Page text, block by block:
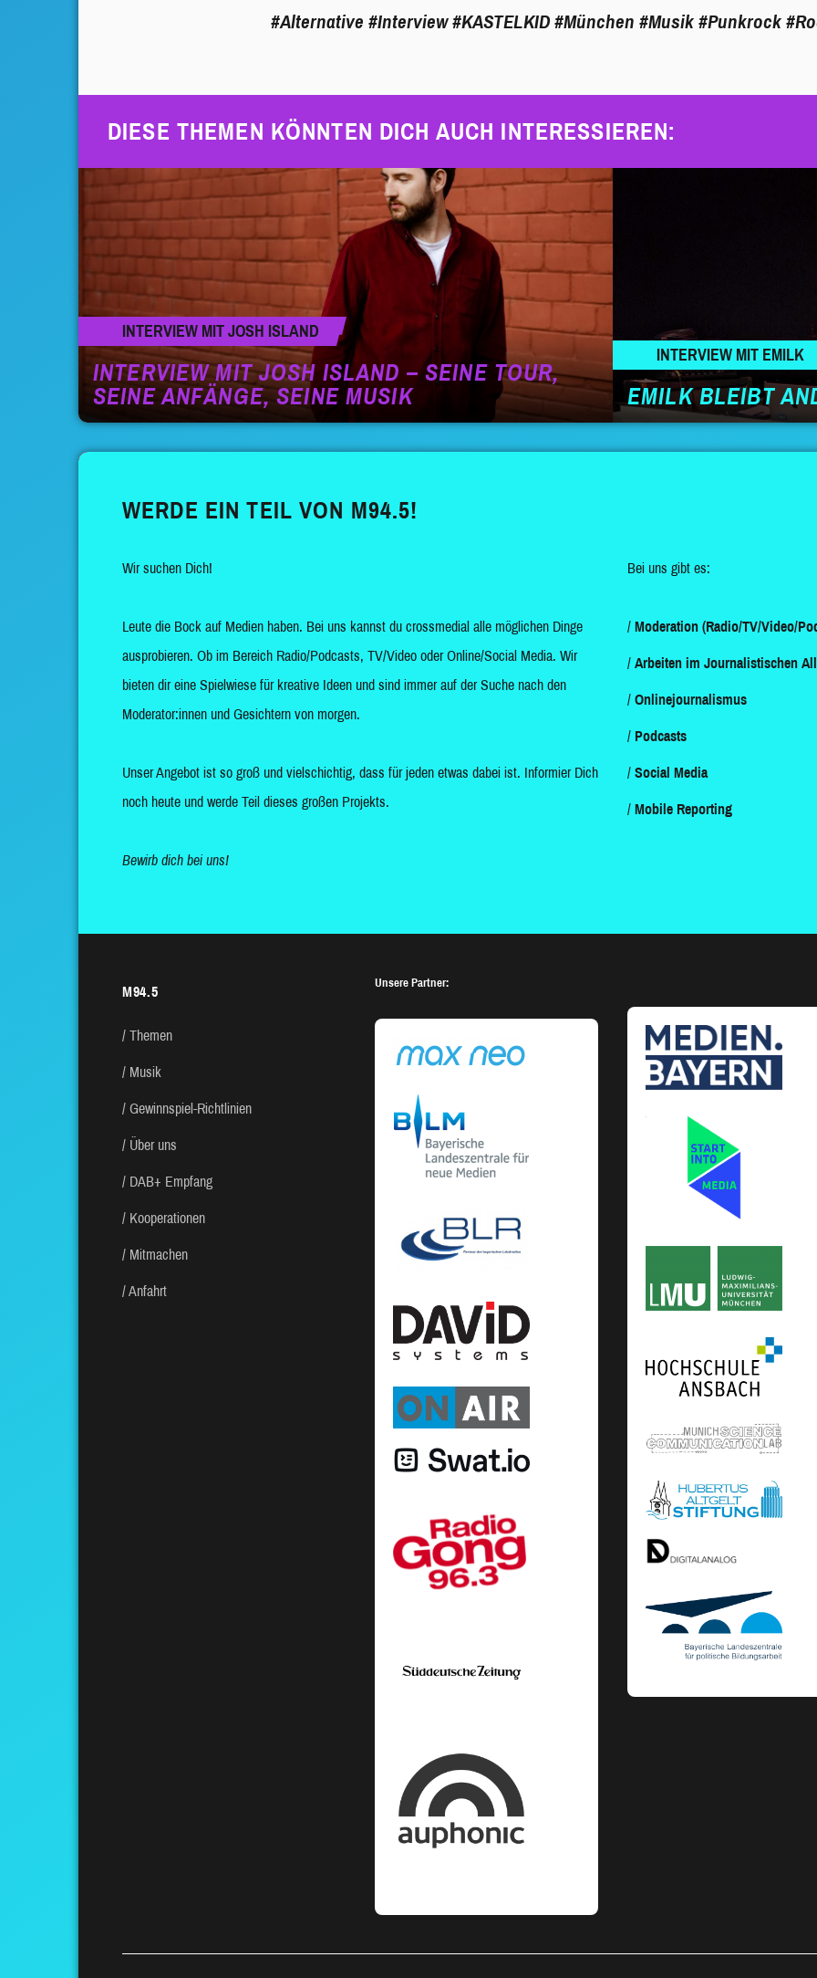
#Alternative #Interview #KASTELKID #München #Musik #Punkrock
DIESE THEMEN KÖNNTEN DICH AUCH INTERESSIEREN:
INTERVIEW MIT JOSH ISLAND
INTERVIEW MIT JOSH ISLAND – SEINE TOUR,
SEINE ANFÄNGE, SEINE MUSIK
INTERVIEW MIT EMILK
EMILK BLEIBT
WERDE EIN TEIL VON M94.5!
Wir suchen Dich!
Leute die Bock auf Medien haben. Bei uns kannst du crossmedial alle möglichen Dinge
ausprobieren. Ob im Bereich Radio/Podcasts, TV/Video oder Online/Social Media. Wir
bieten dir eine Spielwiese für kreative Ideen und sind immer auf der Suche nach den
Moderator:innen und Gesichtern von morgen.
Unser Angebot ist so groß und vielschichtig, dass für jeden etwas dabei ist. Informier Dich
noch heute und werde Teil dieses großen Projekts.
Bewirb dich bei uns!
Bei uns gibt es:
Moderation (Radio/TV/Video/
Arbeiten im Journalistischen
Onlinejournalismus
Podcasts
Social Media
Mobile Reporting
M94.5
Themen
Musik
Gewinnspiel-Richtlinien
Über uns
DAB+ Empfang
Kooperationen
Mitmachen
Anfahrt
Unsere Partner: